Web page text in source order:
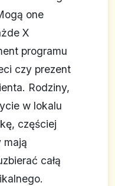
one
X
programu
czy prezent
Rodziny,
w lokalu
częściej
mają
całą